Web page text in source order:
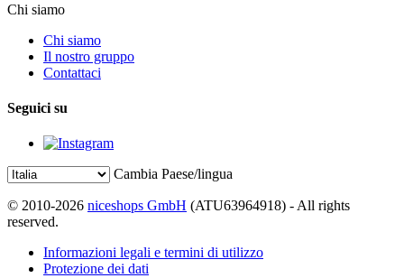
Chi siamo
Chi siamo
Il nostro gruppo
Contattaci
Seguici su
Cambia Paese/lingua
© 2010-2026 niceshops GmbH (ATU63964918) - All rights
reserved.
Informazioni legali e termini di utilizzo
Protezione dei dati